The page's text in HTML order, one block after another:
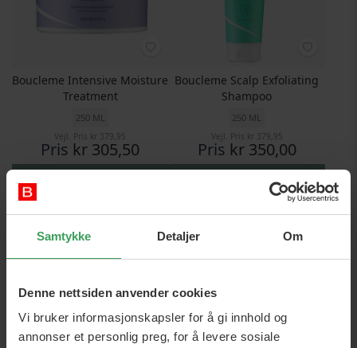
Samtykke Detaljer Om
Denne nettsiden anvender cookies
Vi bruker informasjonskapsler for å gi innhold og
annonser et personlig preg, for å levere sosiale
Boucleme Intensive Moisture
Treatment
250 ML
Vejl. Pris kr 379,95
Pris kr 305,50
Boucleme Scalp Exfoliating
Shampoo
250 ML
Vejl. Pris kr 379,95
Pris kr 350,00